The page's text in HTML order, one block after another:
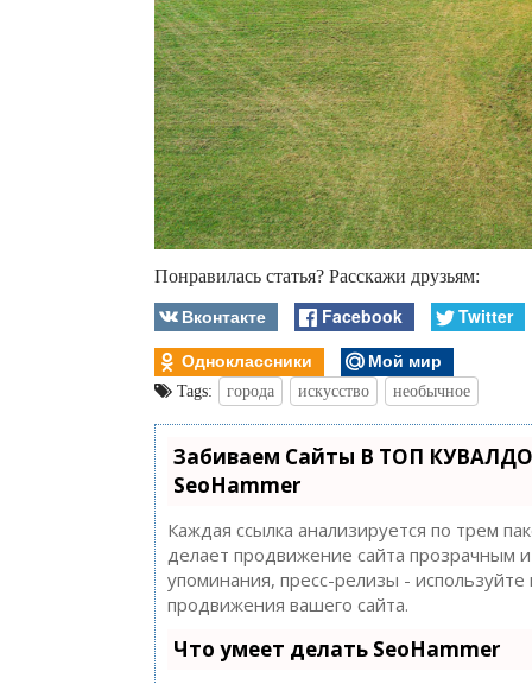
Понравилась статья? Расскажи друзьям:
Вконтакте Facebook
Twitter
Одноклассники
Мой мир
Tags: города искусство необычное
Забиваем Сайты В ТОП
SeoHammer
Каждая ссылка анализируется по трем
делает продвижение сайта прозрачным
упоминания, пресс-релизы -
продвижения вашего сайта.
Что умеет делать SeoHammer